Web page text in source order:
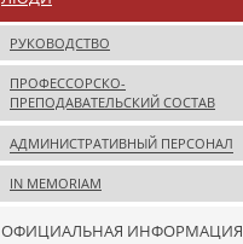
РУКОВОДСТВО
ПРОФЕССОРСКО-
ПРЕПОДАВАТЕЛЬСКИЙ СОСТАВ
АДМИНИСТРАТИВНЫЙ ПЕРСОНАЛ
IN MEMORIAM
ОФИЦИАЛЬНАЯ ИНФОРМАЦИЯ